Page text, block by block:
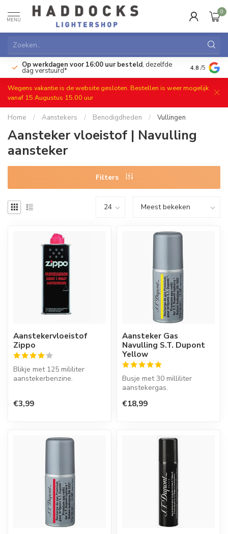
MENU
0
Op werkdagen voor 16:00 uur besteld, dezelfde
dag verstuurd* Gratis
4.8 /5
Wegens vakantie is de website gesloten. Bestellen is weer mogelijk
vanaf 15 Augustus 15.00 uur
Home / Aanstekers / Benodigdheden / Vullingen
Aansteker vloeistof | Navulling
aansteker
Filters
Aanstekervloeistof
Zippo
Blikje met 125 mililiter
aanstekerbenzine.
altijd lee...
€3,99
Aansteker Gas
Navulling S.T. Dupont
Yellow
Busje met 30 milliliter
aanstekergas.
€18,99